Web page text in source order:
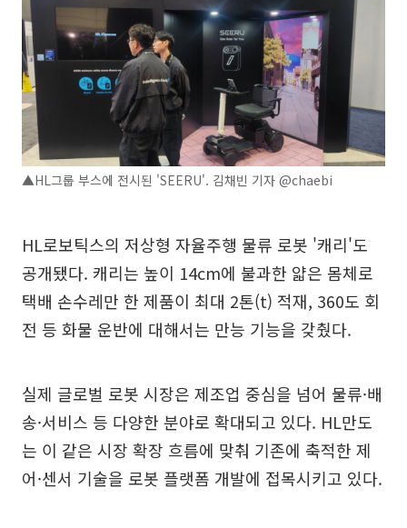
▲HL그룹 부스에 전시된 'SEERU'. 김채빈 기자 @chaebi
HL로보틱스의 저상형 자율주행 물류 로봇 '캐리'도
공개됐다. 캐리는 높이 14cm에 불과한 얇은 몸체로
택배 손수레만 한 제품이 최대 2톤(t) 적재, 360도 회
전 등 화물 운반에 대해서는 만능 기능을 갖췄다.
실제 글로벌 로봇 시장은 제조업 중심을 넘어 물류·배
송·서비스 등 다양한 분야로 확대되고 있다. HL만도
는 이 같은 시장 확장 흐름에 맞춰 기존에 축적한 제
어·센서 기술을 로봇 플랫폼 개발에 접목시키고 있다.